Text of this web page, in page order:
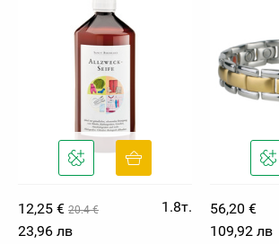
12,25 € 20.4 €
1.8т.
23,96 лв
56,20 €
109,92 лв